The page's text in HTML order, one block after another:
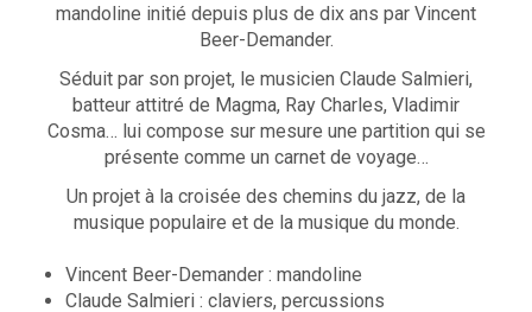
mandoline initié depuis plus de dix ans par Vincent
Beer-Demander.
Séduit par son projet, le musicien Claude Salmieri,
batteur attitré de Magma, Ray Charles, Vladimir
Cosma… lui compose sur mesure une partition qui se
présente comme un carnet de voyage…
Un projet à la croisée des chemins du jazz, de la
musique populaire et de la musique du monde.
Vincent Beer-Demander : mandoline
Claude Salmieri : claviers, percussions